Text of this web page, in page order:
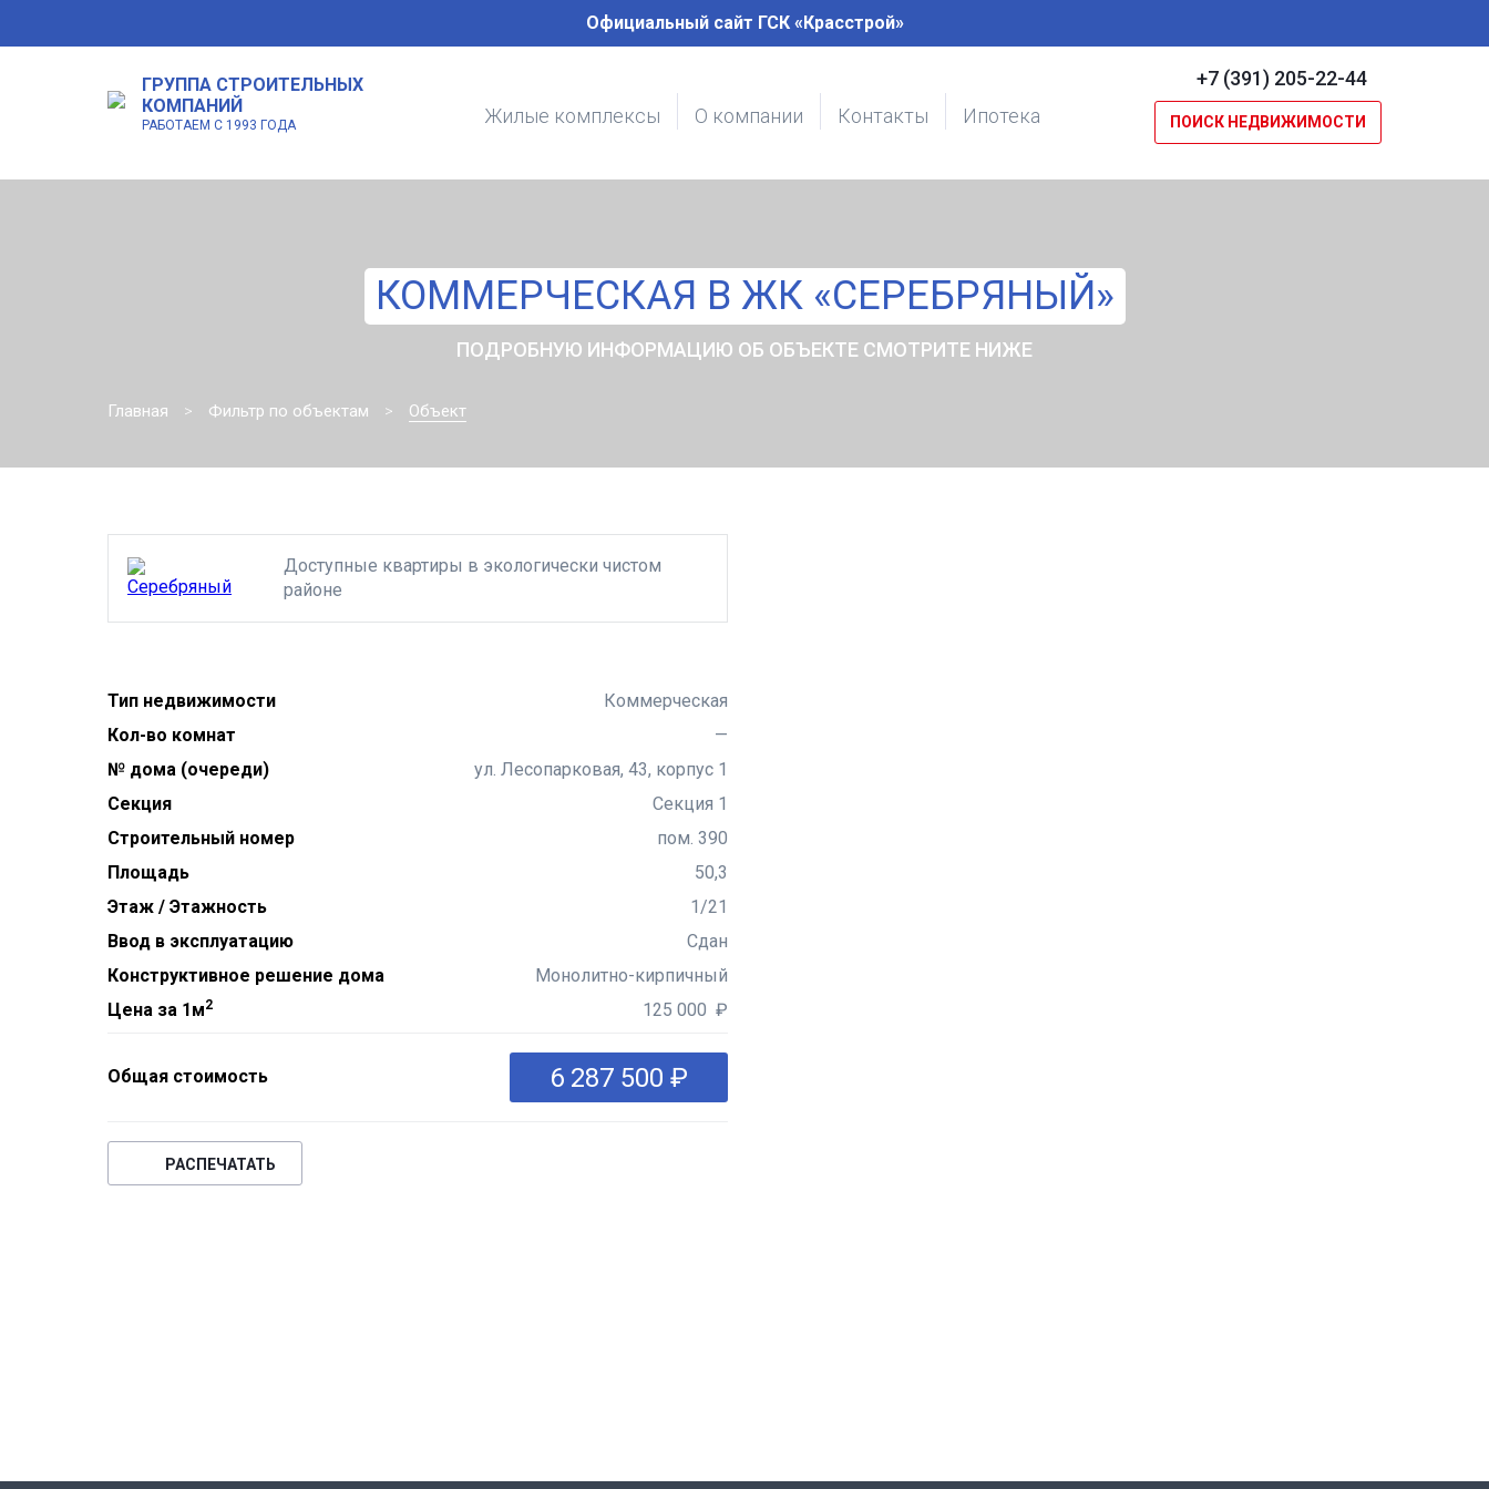
Официальный сайт ГСК «Красстрой»
ГРУППА СТРОИТЕЛЬНЫХ
КОМПАНИЙ
РАБОТАЕМ С 1993 ГОДА Жилые комплексы О компании Контакты Ипотека
+7 (391) 205-22-44
ПОИСК НЕДВИЖИМОСТИ
КОММЕРЧЕСКАЯ В ЖК «СЕРЕБРЯНЫЙ»
ПОДРОБНУЮ ИНФОРМАЦИЮ ОБ ОБЪЕКТЕ СМОТРИТЕ НИЖЕ
Главная Фильтр по объектам Объект
Доступные квартиры в экологически чистом
районе
Тип недвижимости
Коммерческая
Кол-во комнат
—
№ дома (очереди)
ул. Лесопарковая, 43, корпус 1
Секция
Секция 1
Строительный номер
пом. 390
Площадь
50,3
Этаж / Этажность
1/21
Ввод в эксплуатацию
Сдан
Конструктивное решение дома
Монолитно-кирпичный
Цена за 1м2 125 000 ₽
Общая стоимость 6 287 500 ₽
РАСПЕЧАТАТЬ